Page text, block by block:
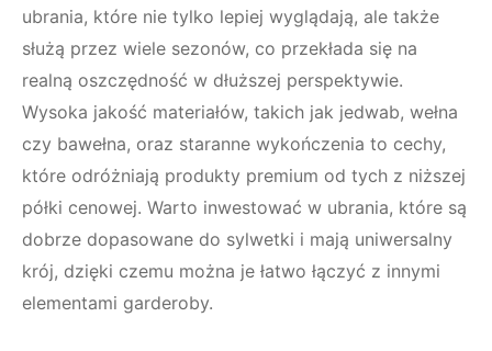
ubrania, które nie tylko lepiej wyglądają, ale także
służą przez wiele sezonów, co przekłada się na
realną oszczędność w dłuższej perspektywie.
Wysoka jakość materiałów, takich jak jedwab, wełna
czy bawełna, oraz staranne wykończenia to cechy,
które odróżniają produkty premium od tych z niższej
półki cenowej. Warto inwestować w ubrania, które są
dobrze dopasowane do sylwetki i mają uniwersalny
krój, dzięki czemu można je łatwo łączyć z innymi
elementami garderoby.